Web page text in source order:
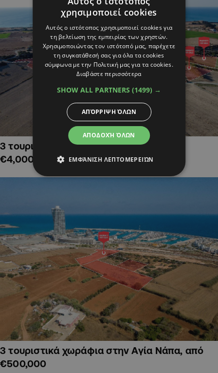
3 τουριστικά χωράφια στην Αλαμινό,
€4,000,000
3 τουριστικά χωράφια στην Αγία Νάπα, από
€500,000
χρησιμοποιεί cookies
Αυτός ο ιστότοπος χρησιμοποιεί cookies για
τη βελτίωση της εμπειρίας των χρηστών.
Χρησιμοποιώντας τον ιστότοπό μας, παρέχετε
τη συγκατάθεσή σας για όλα τα cookies
σύμφωνα με την Πολιτική μας για τα cookies.
Διαβάστε περισσότερα
SHOW ALL PARTNERS (1499) →
ΑΠΟΔΟΧΉ ΌΛΩΝ
ΑΠΌΡΡΙΨΗ ΌΛΩΝ
ΕΜΦΆΝΙΣΗ ΛΕΠΤΟΜΕΡΕΙΏΝ